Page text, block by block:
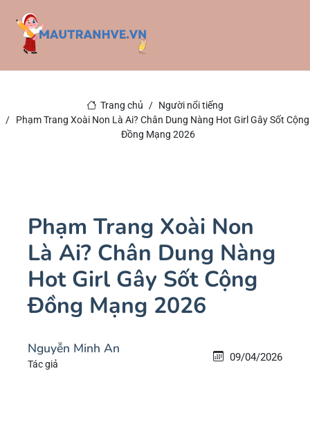
Trang chủ
Người nổi tiếng
Phạm Trang Xoài Non Là Ai? Chân Dung Nàng Hot Girl Gây Sốt Cộng
Đồng Mạng 2026
Phạm Trang Xoài Non
Là Ai? Chân Dung Nàng
Hot Girl Gây Sốt Cộng
Đồng Mạng 2026
Nguyễn Minh An
Tác giả
09/04/2026